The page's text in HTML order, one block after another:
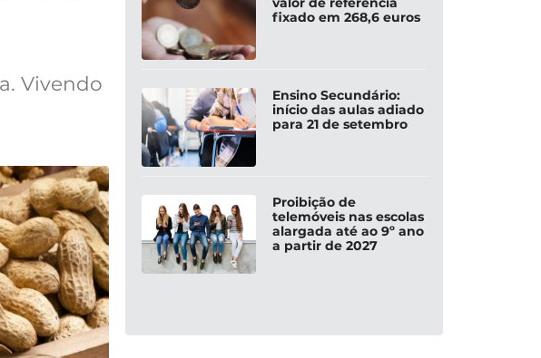
Vivendo
fixado em 268,6 euros
Ensino Secundário:
início das aulas adiado
para 21 de setembro
Proibição de
telemóveis nas escolas
alargada até ao 9º ano
a partir de 2027